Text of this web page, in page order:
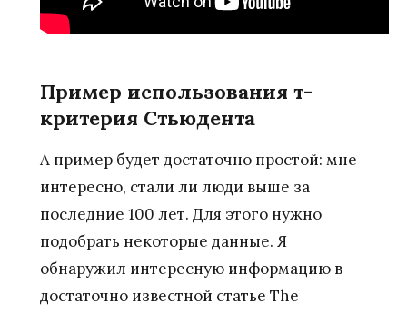
Пример использования т-
критерия Стьюдента
А пример будет достаточно простой: мне
интересно, стали ли люди выше за
последние 100 лет. Для этого нужно
подобрать некоторые данные. Я
обнаружил интересную информацию в
достаточно известной статье The